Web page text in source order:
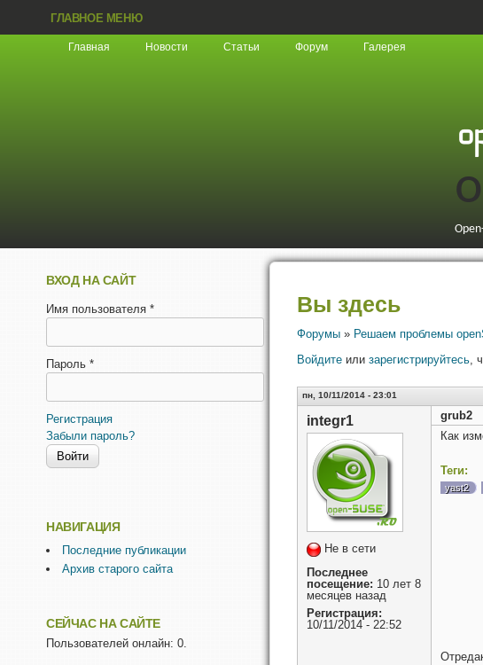
ГЛАВНОЕ МЕНЮ
Главная Новости Статьи Форум Галерея
Вы здесь
Форумы » Решаем проблемы
Войдите или зарегистрируйтесь,
пн, 10/11/2014 - 23:01
integr1
Не в сети
Последнее
посещение: 10 лет 8
месяцев назад
Регистрация:
10/11/2014 - 22:52
grub2
Как
Теги:
yast2
ВХОД НА САЙТ
Имя пользователя *
Пароль *
Регистрация
Забыли пароль?
НАВИГАЦИЯ
Последние публикации
Архив старого сайта
СЕЙЧАС НА САЙТЕ
Пользователей онлайн: 0.